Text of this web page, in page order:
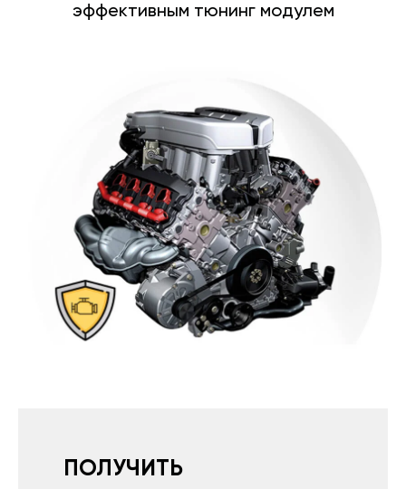
эффективным тюнинг модулем
ПОЛУЧИТЬ